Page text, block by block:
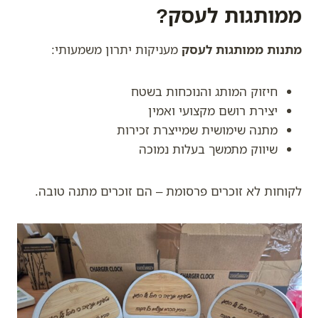
ממותגות לעסק?
מתנות ממותגות לעסק מעניקות יתרון משמעותי:
חיזוק המותג והנוכחות בשטח
יצירת רושם מקצועי ואמין
מתנה שימושית שמייצרת זכירות
שיווק מתמשך בעלות נמוכה
לקוחות לא זוכרים פרסומת – הם זוכרים מתנה טובה.